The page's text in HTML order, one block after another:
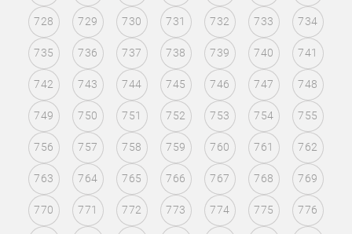
728 729 730 731 732 733 734
735 736 737 738 739 740 741
742 743 744 745 746 747 748
749 750 751 752 753 754 755
756 757 758 759 760 761 762
763 764 765 766 767 768 769
770 771 772 773 774 775 776